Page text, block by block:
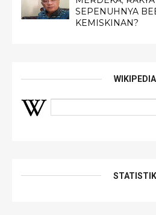
SEPENUHNYA
KEMISKINAN?
WIKIPEDIA
STATISTIK